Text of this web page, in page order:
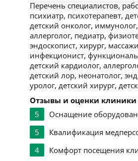
Перечень специалистов,
психиатр, психотерапевт,
детский онколог,
аллерголог, педиатр,
эндоскопист, хирург,
инфекционист,
детский кардиолог,
детский лор, неонатолог,
уролог, детский хирург,
Отзывы и оценки клиники
5
Оснащение
5
Квалификация
4
Комфорт посещения